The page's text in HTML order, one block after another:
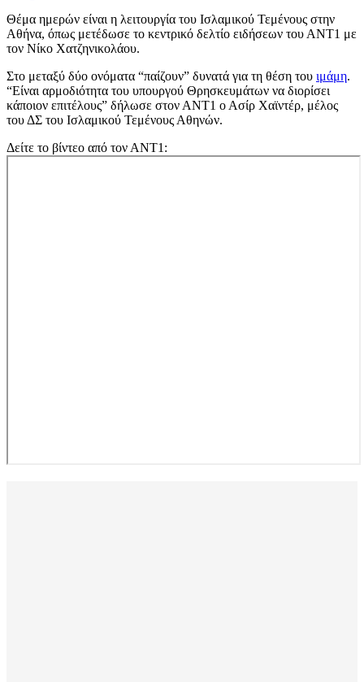
Θέμα ημερών είναι η λειτουργία του Ισλαμικού Τεμένους στην
Αθήνα, όπως μετέδωσε το κεντρικό δελτίο ειδήσεων του ΑΝΤ1 με
τον Νίκο Χατζηνικολάου.
Στο μεταξύ δύο ονόματα “παίζουν” δυνατά για τη θέση του ιμάμη.
“Είναι αρμοδιότητα του υπουργού Θρησκευμάτων να διορίσει
κάποιον επιτέλους” δήλωσε στον ΑΝΤ1 ο Ασίρ Χαϊντέρ, μέλος
του ΔΣ του Ισλαμικού Τεμένους Αθηνών.
Δείτε το βίντεο από τον ΑΝΤ1: